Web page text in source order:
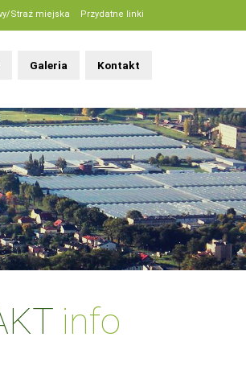
Straż miejska Przydatne linki
Galeria Kontakt
info